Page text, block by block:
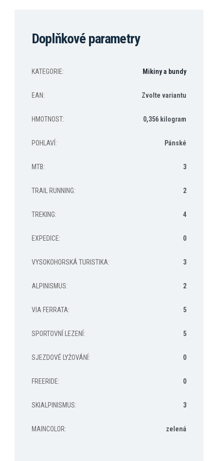
Doplňkové parametry
KATEGORIE: Mikiny a bundy
EAN: Zvolte variantu
HMOTNOST: 0,356 kilogram
POHLAVÍ : Pánské
MTB: 3
TRAIL RUNNING: 2
TREKING: 4
EXPEDICE: 0
VYSOKOHORSKÁ TURISTIKA: 3
ALPINISMUS: 2
VIA FERRATA: 5
SPORTOVNÍ LEZENÍ : 5
SJEZDOVÉ LYŽOVÁNÍ : 0
FREERIDE: 0
SKIALPINISMUS: 3
MAINCOLOR: zelená